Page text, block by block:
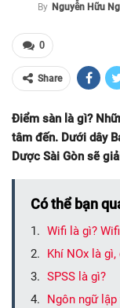
By Nguyễn Hữu
0
Share
Điểm sàn là gì?
tâm đến. Dưới dây
Dược Sài Gòn sẽ
Có thể bạn
Wifi là gì?
Khí NOx là
SPSS là gì?
Ngôn ngữ